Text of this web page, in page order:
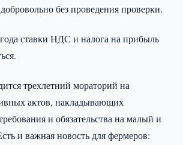
без проведения проверки.
ставки НДС и налога на прибыль
трехлетний мораторий на
актов, накладывающих
и обязательства на малый и
и важная новость для фермеров: